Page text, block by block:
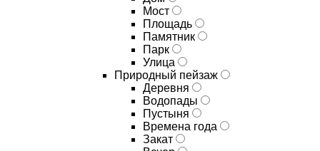
Мост
Площадь
Памятник
Парк
Улица
Природный пейзаж
Деревня
Водопады
Пустыня
Времена года
Закат